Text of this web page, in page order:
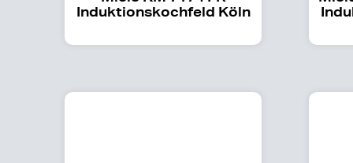
Induktionskochfeld Köln